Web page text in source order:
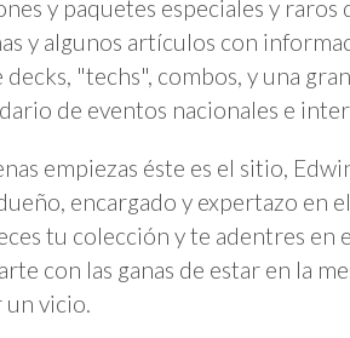
y paquetes especiales y
y algunos artículos con
decks, "techs", combos, y una
de eventos nacionales e
empiezas éste es el sitio,
encargado y expertazo en
tu colección y te adentres en
con las ganas de estar en la
un vicio.